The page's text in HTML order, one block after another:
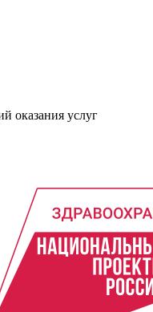
оказания услуг